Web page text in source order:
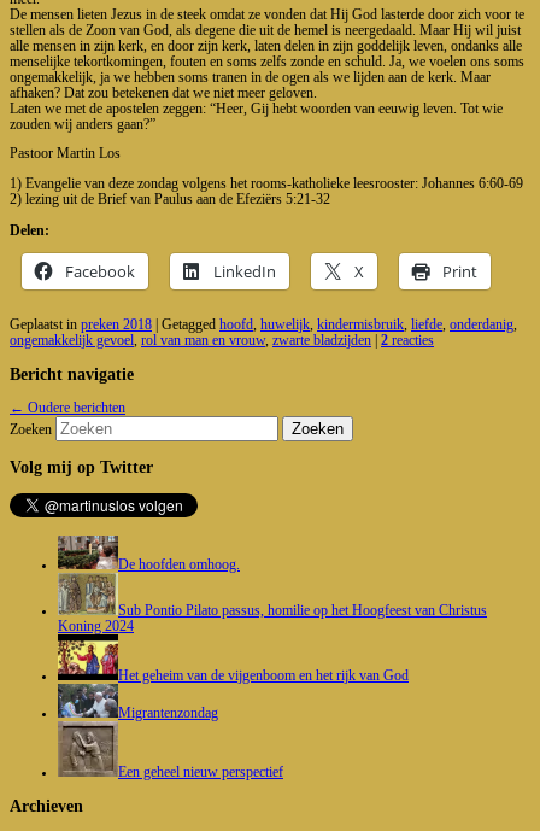
De mensen lieten Jezus in de steek omdat ze vonden dat Hij God lasterde door zich voor te
stellen als de Zoon van God, als degene die uit de hemel is neergedaald. Maar Hij wil juist
alle mensen in zijn kerk, en door zijn kerk, laten delen in zijn goddelijk leven, ondanks alle
menselijke tekortkomingen, fouten en soms zelfs zonde en schuld. Ja, we voelen ons soms
ongemakkelijk, ja we hebben soms tranen in de ogen als we lijden aan de kerk. Maar
afhaken? Dat zou betekenen dat we niet meer geloven.
Laten we met de apostelen zeggen: “Heer, Gij hebt woorden van eeuwig leven. Tot wie
zouden wij anders gaan?”
Pastoor Martin Los
1) Evangelie van deze zondag volgens het rooms-katholieke leesrooster: Johannes 6:60-69
2) lezing uit de Brief van Paulus aan de Efeziërs 5:21-32
Delen:
Facebook LinkedIn X Print
Geplaatst in preken 2018 Getagged hoofd, huwelijk, kindermisbruik, liefde, onderdanig,
ongemakkelijk gevoel, rol van man en vrouw, zwarte bladzijden 2 reacties
Bericht navigatie
← Oudere berichten
Zoeken
Volg mij op Twitter
De hoofden omhoog.
Sub Pontio Pilato passus, homilie op het Hoogfeest van Christus
Koning 2024
Het geheim van de vijgenboom en het rijk van God
Migrantenzondag
Een geheel nieuw perspectief
Archieven